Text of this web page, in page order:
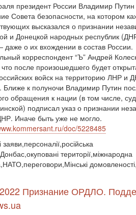
президент России Владимир
Совета безопасности, на котором
высказался о признании
и Донецкой народных республик
даже о их вхождении в состав России.
корреспондент “Ъ” Андрей
после произошедшего будет
войск на территорию ЛНР и
Ближе к полуночи Владимир Путин
обращения к нации (в том числе,
подписал указ о признании
Иначе быть уже не могло.
doc/5228485
заяви,персоналії,російська
території,міжнародна
Признание ОРДЛО.